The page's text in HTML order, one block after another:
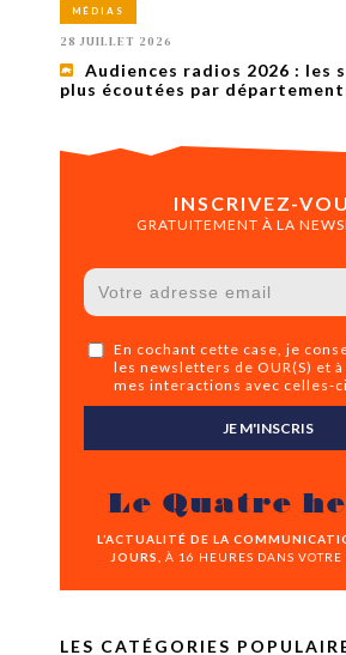
MÉDIAS
28 JUILLET 2026
Audiences radios 2026 : les
plus écoutées par
INSCRIVEZ-
GRATUITEMENT À LA
En cochant cette case, je
les newsletters de OUR(S) et
mes interactions avec celles-
JE M'INSCRIS
Le Quatre
L’ACTUALITÉ DE LA
JOURS,
À 16 HEURES DANS VOTRE
LES CATÉGORIES